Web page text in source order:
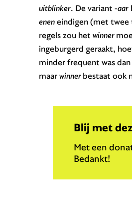
uitblinker. De variant -aar
eneneindigen (met twee
regels zou het winner
ingeburgerd geraakt,
minder frequent was dan
maarwinnerbestaat ook
Blij met
Met een
Bedankt!